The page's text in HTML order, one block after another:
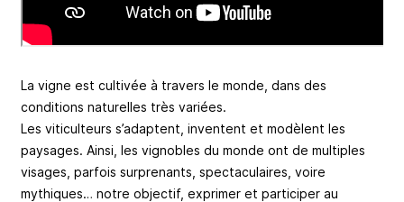
La vigne est cultivée à travers le monde, dans des
conditions naturelles très variées.
Les viticulteurs s’adaptent, inventent et modèlent les
paysages. Ainsi, les vignobles du monde ont de multiples
visages, parfois surprenants, spectaculaires, voire
mythiques… notre objectif, exprimer et participer au